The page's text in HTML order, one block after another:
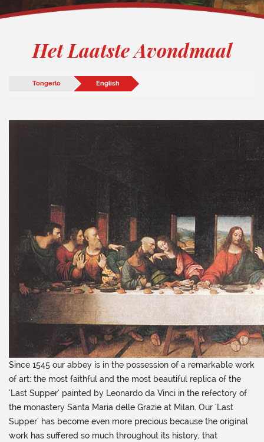
Het Laatste Avondmaal
Tongerlo English
Since 1545 our abbey is in the possession of a remarkable work
of art: the most faithful and the most beautiful replica of the
'Last Supper' painted by Leonardo da Vinci in the refectory of
the monastery Santa Maria delle Grazie at Milan. Our 'Last
Supper' has become even more precious because the original
work has suffered so much throughout its history, that